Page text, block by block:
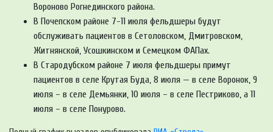
Вороново Рогнединского района.
В Почепском районе 7-11 июля фельдшеры будут
обслуживать пациентов в Сетоловском, Дмитровском,
Житнянской, Усошкинском и Семецком ФАПах.
В Стародубском районе 7 июля фельдшеры примут
пациентов в селе Крутая Буда, 8 июля — в селе Воронок, 9
июля – в селе Демьянки, 10 июля – в селе Пестриково, а 11
июля – в селе Понурово.